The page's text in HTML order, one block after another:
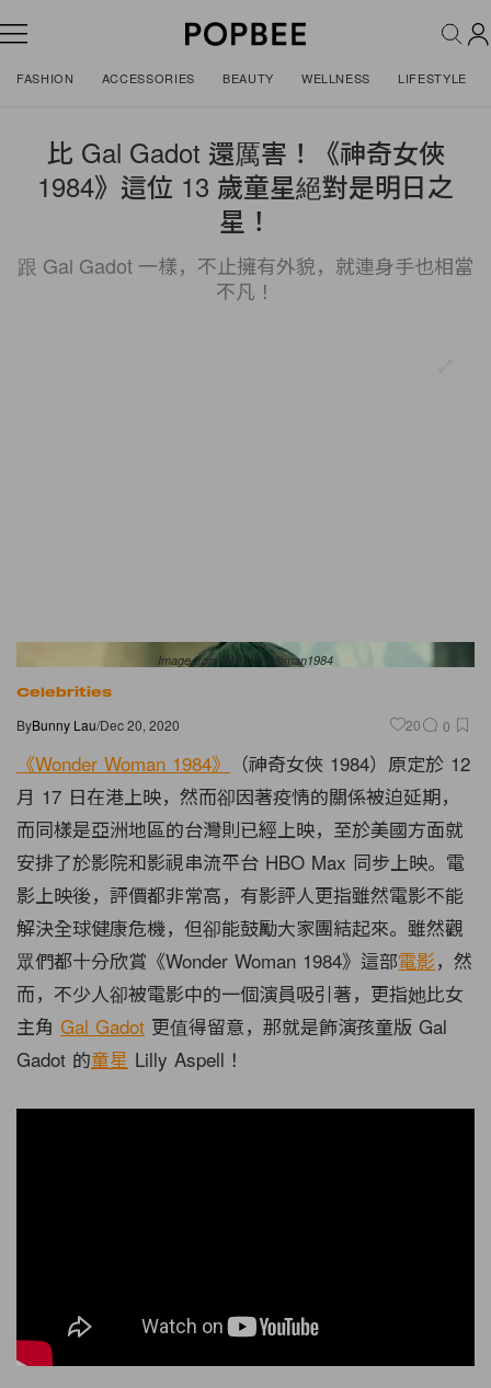
FASHION ACCESSORIES BEAUTY WELLNESS LIFESTYLE
比 Gal Gadot 還厲害！《神奇女俠
1984》這位 13 歲童星絕對是明日之
星！
跟 Gal Gadot 一樣，不止擁有外貌，就連身手也相當
不凡！
Image from Wonder Woman1984
Celebrities
ByBunny Lau/Dec 20, 2020 20 0
《Wonder Woman 1984》
（神奇女俠 1984）原定於 12
月 17 日在港上映，然而卻因著疫情的關係被迫延期，
而同樣是亞洲地區的台灣則已經上映，至於美國方面就
安排了於影院和影視串流平台 HBO Max 同步上映。電
影上映後，評價都非常高，有影評人更指雖然電影不能
解決全球健康危機，但卻能鼓勵大家團結起來。雖然觀
眾們都十分欣賞《Wonder Woman 1984》這部電影，然
而，不少人卻被電影中的一個演員吸引著，更指她比女
主角 Gal Gadot 更值得留意，那就是飾演孩童版 Gal
Gadot 的童星 Lilly Aspell！